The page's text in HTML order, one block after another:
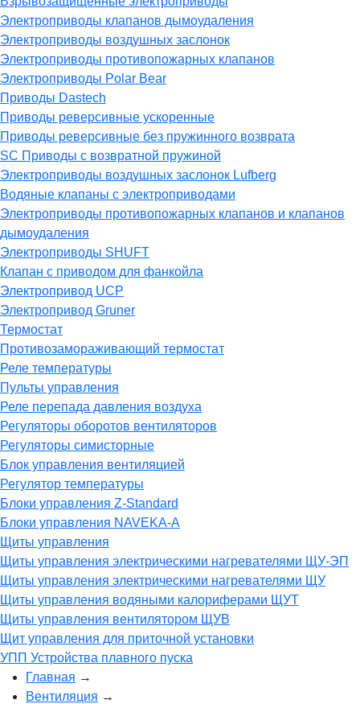
Электроприводы клапанов дымоудаления
Электроприводы воздушных заслонок
Электроприводы противопожарных клапанов
Электроприводы Polar Bear
Приводы Dastech
Приводы реверсивные ускоренные
Приводы реверсивные без пружинного возврата
SC Приводы с возвратной пружиной
Электроприводы воздушных заслонок Lufberg
Водяные клапаны с электроприводами
Электроприводы противопожарных клапанов и клапанов
дымоудаления
Электроприводы SHUFT
Клапан с приводом для фанкойла
Электропривод UCP
Электропривод Gruner
Термостат
Противозамораживающий термостат
Реле температуры
Пульты управления
Реле перепада давления воздуха
Регуляторы оборотов вентиляторов
Регуляторы симисторные
Блок управления вентиляцией
Регулятор температуры
Блоки управления Z-Standard
Блоки управления NAVEKA-A
Щиты управления
Щиты управления электрическими нагревателями ЩУ-ЭП
Щиты управления электрическими нагревателями ЩУ
Щиты управления водяными калориферами ЩУТ
Щиты управления вентилятором ЩУВ
Щит управления для приточной установки
УПП Устройства плавного пуска
Главная →
Вентиляция →